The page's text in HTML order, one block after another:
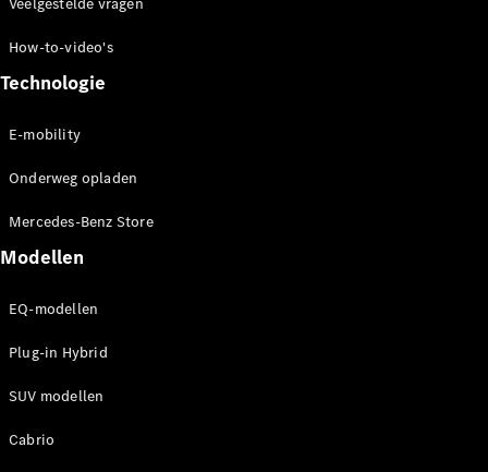
Mercedes-
Benz
Nederland
Mercedes-
Werken bij
How-to-video's
Technologie
E-mobility
Onderweg opladen
Mercedes-Benz Store
Modellen
EQ-modellen
Plug-in Hybrid
SUV modellen
Cabrio